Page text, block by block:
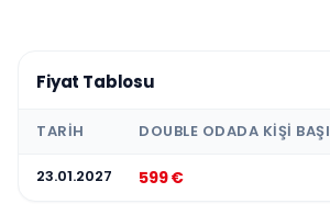
Fiyat Tablosu
TARIH DOUBLE ODADA KIŞI BAŞI
23.01.2027 599 €